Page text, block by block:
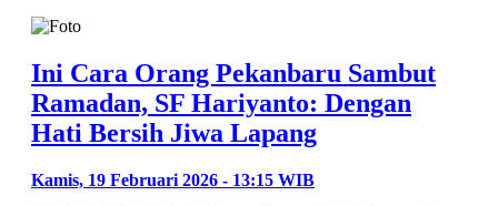
Ini Cara Orang Pekanbaru Sambut
Ramadan, SF Hariyanto: Dengan
Hati Bersih Jiwa Lapang
Kamis, 19 Februari 2026 - 13:15 WIB